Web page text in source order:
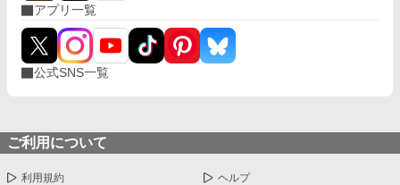
アプリ一覧
公式SNS一覧
ご利用について
利用規約 ヘルプ